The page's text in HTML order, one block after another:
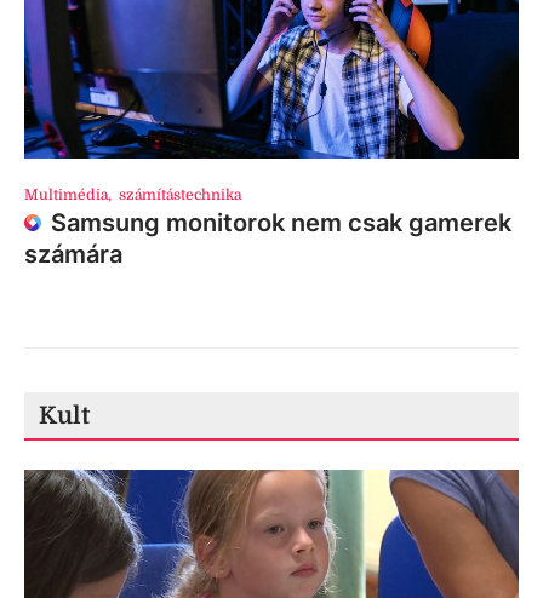
Multimédia, számítástechnika
Samsung monitorok nem csak gamerek
számára
Kult